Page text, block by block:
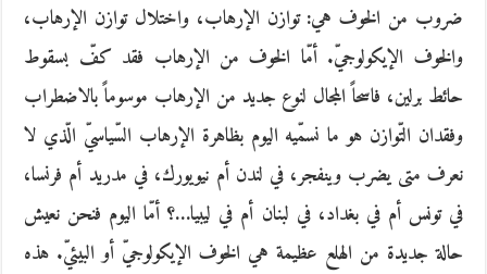
ضروب من الخوف هي: توازن الإرهاب، واختلال توازن الإرهاب،
والخوف الإيكولوجيّ. أمّا الخوف من الإرهاب فقد كفّ بسقوط
حائط برلين، فاسحاً المجال لنوع جديد من الإرهاب موسوماً بالاضطراب
وفقدان التّوازن هو ما نسمّيه اليوم بظاهرة الإرهاب السّياسيّ الّذي لا
نعرف متى يضرب وينفجر، في لندن أم نيويورك، في مدريد أم فرنسا،
في تونس أم في بغداد، في لبنان أم في ليبيا…؟ أمّا اليوم فنحن نعيش
حالة جديدة من الهلع عظيمة هي الخوف الإيكولوجيّ أو البيئيّ. هذه